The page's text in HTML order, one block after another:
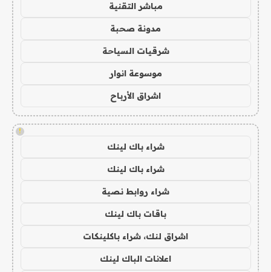
مباشر التقنية
مدونة صحبة
شرقيات السياحة
موسوعة انوار
اشراق الأرباح
!
شراء باك لينك
شراء باك لينك
شراء روابط نصية
باقات باك لينك
اشراق لنك، شراء باكلينكات
اعلانات الباك لينك